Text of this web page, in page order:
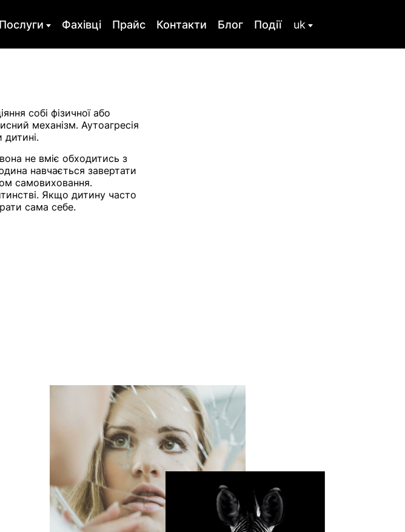
Послуги
Депресія
Психологічна травма,
психотерапія при
психотравмі
Фахівці Прайс Контакти Блог Події uk
собі фізичної або
механізм. Аутоагресія
дитині.
не вміє обходитись з
навчається завертати
самовиховання.
Якщо дитину часто
сама себе.